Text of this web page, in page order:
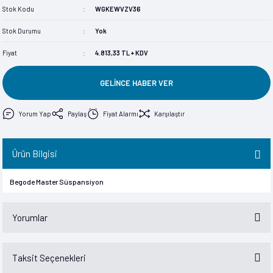
Stok Kodu WGKEWVZV36
Stok Durumu Yok
Fiyat 4.813,33 TL + KDV
GELİNCE HABER VER
Yorum Yap Paylaş Fiyat Alarmı Karşılaştır
Ürün Bilgisi
Begode Master Süspansiyon
Yorumlar
Taksit Seçenekleri